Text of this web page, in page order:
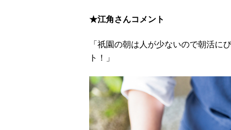
★江角さんコメント
「祇園の朝は人が少ないので朝活に
ト！」